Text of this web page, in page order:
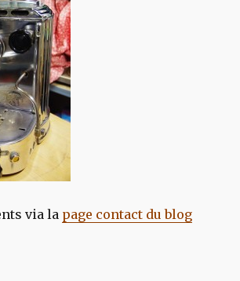
via la page contact du blog